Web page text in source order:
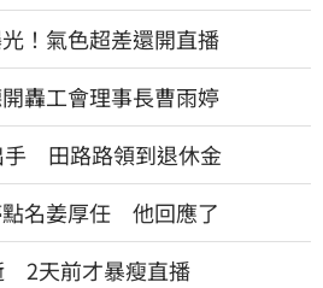
！氣色超差還開直播
轟工會理事長曹雨婷
手 田路路領到退休金
名姜厚任 他回應了
2天前才暴瘦直播